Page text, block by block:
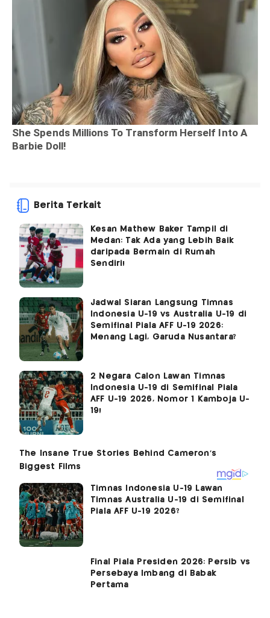
Berita Terkait
Kesan Mathew Baker Tampil di
Medan: Tak Ada yang Lebih Baik
daripada Bermain di Rumah
Sendiri!
Jadwal Siaran Langsung Timnas
Indonesia U-19 vs Australia U-19 di
Semifinal Piala AFF U-19 2026:
Menang Lagi, Garuda Nusantara?
2 Negara Calon Lawan Timnas
Indonesia U-19 di Semifinal Piala
AFF U-19 2026, Nomor 1 Kamboja U-
19!
Timnas Indonesia U-19 Lawan
Timnas Australia U-19 di Semifinal
Piala AFF U-19 2026?
Final Piala Presiden 2026: Persib vs
Persebaya Imbang di Babak
Pertama